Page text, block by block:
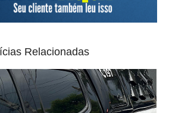
Relacionadas